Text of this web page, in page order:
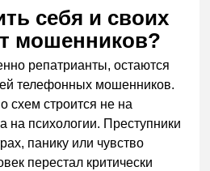
себя и своих
мошенников?
репатрианты, остаются
телефонных мошенников.
схем строится не на
на психологии. Преступники
панику или чувство
перестал критически